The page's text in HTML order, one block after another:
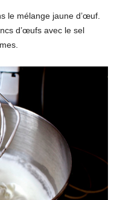
le mélange jaune d’œuf.
d’œufs avec le sel